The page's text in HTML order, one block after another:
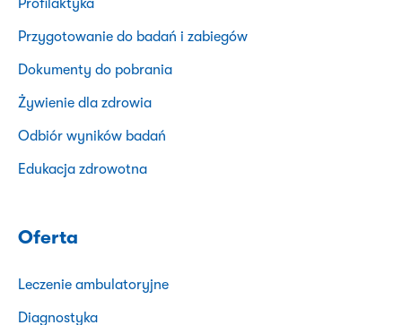
Profilaktyka
Przygotowanie do badań i zabiegów
Dokumenty do pobrania
Żywienie dla zdrowia
Odbiór wyników badań
Edukacja zdrowotna
Oferta
Leczenie ambulatoryjne
Diagnostyka